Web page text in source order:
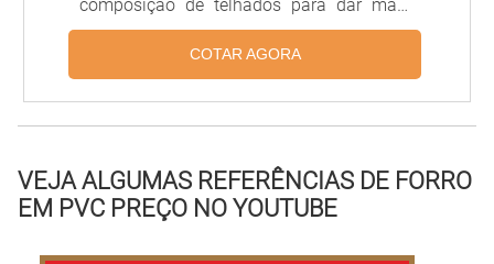
composição de telhados para dar mais
luminosidade aos ambientes internos.
Além de charmosa, a telha de vidro é
adequados.Locais da utilização do
ambiente e informações importantes
Varandas; Sacadas; Churrasqueiras;
Garagens; Hall; Corredores de acesso;
COTAR AGORA
VEJA ALGUMAS REFERÊNCIAS DE FORRO
EM PVC PREÇO NO YOUTUBE